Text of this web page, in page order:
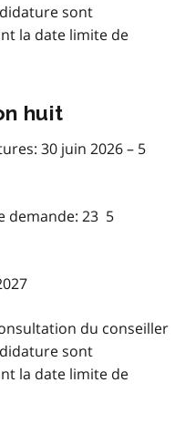
sont
la date limite de
huit
30 juin 2026 – 5
demande: 23 5
du conseiller
sont
la date limite de